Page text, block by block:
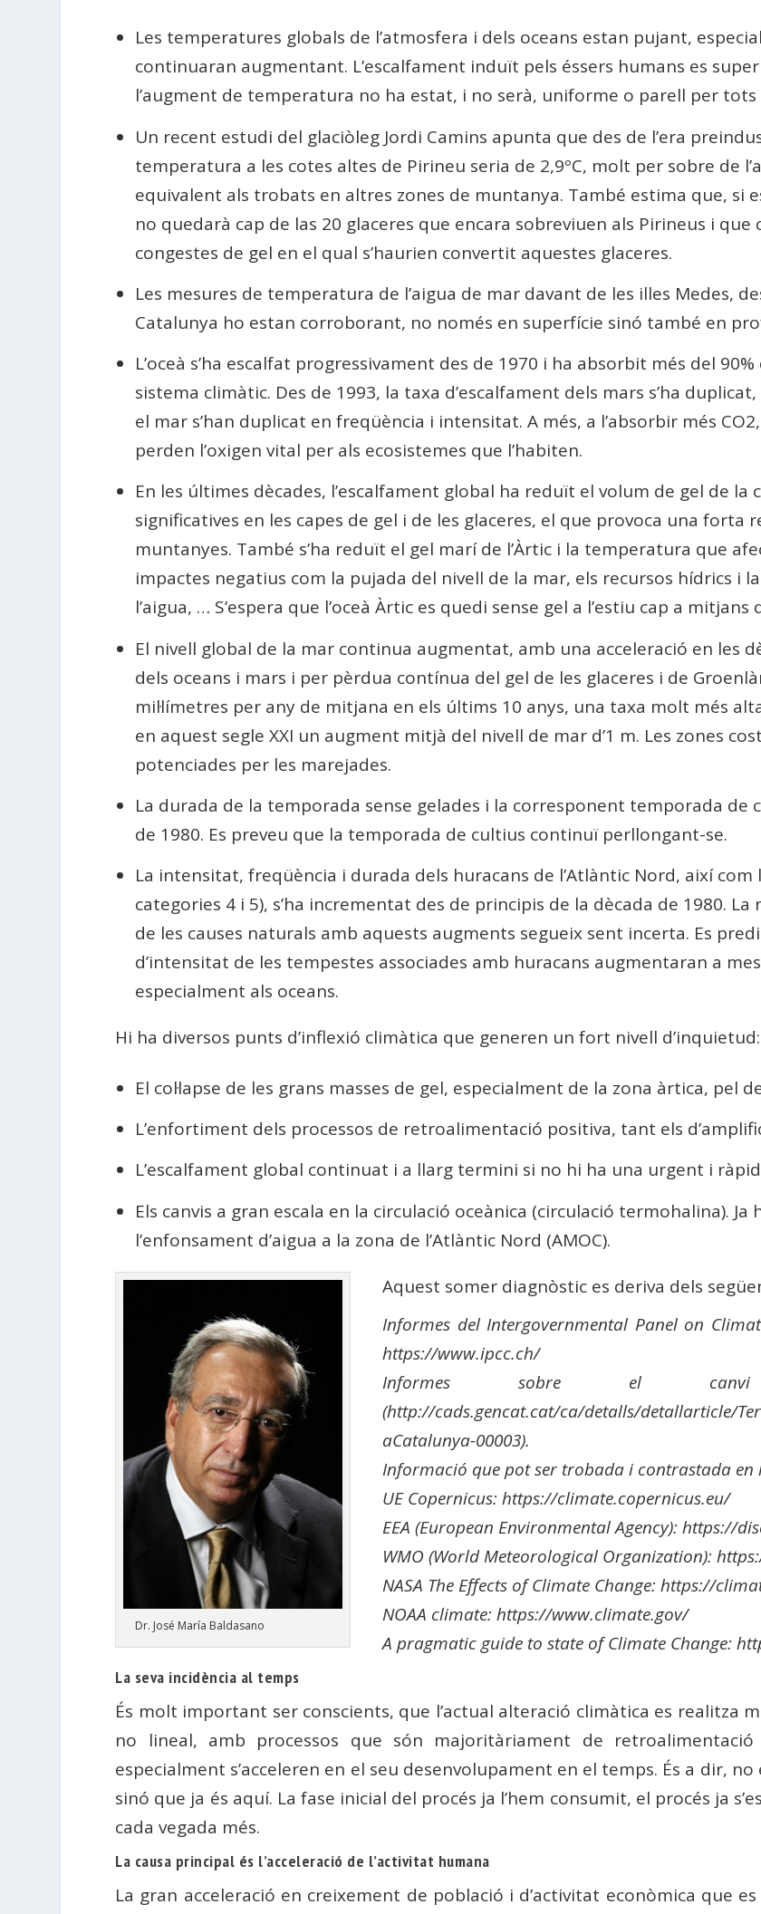
Les temperatures globals de l’atmosfera i dels oceans estan pujant,
continuaran augmentant. L’escalfament induït pels éssers humans es
l’augment de temperatura no ha estat, i no serà, uniforme o parell per tots
Un recent estudi del glaciòleg Jordi Camins apunta que des de l’era
temperatura a les cotes altes de Pirineu seria de 2,9ºC, molt per sobre de
equivalent als trobats en altres zones de muntanya. També estima que, si
no quedarà cap de las 20 glaceres que encara sobreviuen als Pirineus i
congestes de gel en el qual s’haurien convertit aquestes glaceres.
Les mesures de temperatura de l’aigua de mar davant de les illes Medes,
Catalunya ho estan corroborant, no només en superfície sinó també en
L’oceà s’ha escalfat progressivament des de 1970 i ha absorbit més del
sistema climàtic. Des de 1993, la taxa d’escalfament dels mars s’ha
el mar s’han duplicat en freqüència i intensitat. A més, a l’absorbir més
perden l’oxigen vital per als ecosistemes que l’habiten.
En les últimes dècades, l’escalfament global ha reduït el volum de gel de
significatives en les capes de gel i de les glaceres, el que provoca una forta
muntanyes. També s’ha reduït el gel marí de l’Àrtic i la temperatura que
impactes negatius com la pujada del nivell de la mar, els recursos hídrics i
l’aigua, … S’espera que l’oceà Àrtic es quedi sense gel a l’estiu cap a mitjans
El nivell global de la mar continua augmentat, amb una acceleració en les
dels oceans i mars i per pèrdua contínua del gel de les glaceres i de
mil·límetres per any de mitjana en els últims 10 anys, una taxa molt més
en aquest segle XXI un augment mitjà del nivell de mar d’1 m. Les zones
potenciades per les marejades.
La durada de la temporada sense gelades i la corresponent temporada de
de 1980. Es preveu que la temporada de cultius continuï perllongant-se.
La intensitat, freqüència i durada dels huracans de l’Atlàntic Nord, així
categories 4 i 5), s’ha incrementat des de principis de la dècada de 1980.
de les causes naturals amb aquests augments segueix sent incerta. Es
d’intensitat de les tempestes associades amb huracans augmentaran a
especialment als oceans.
Hi ha diversos punts d’inflexió climàtica que generen un fort nivell d’inquietud:
El col·lapse de les grans masses de gel, especialment de la zona àrtica, pel
L’enfortiment dels processos de retroalimentació positiva, tant els
L’escalfament global continuat i a llarg termini si no hi ha una urgent i
Els canvis a gran escala en la circulació oceànica (circulació termohalina).
l’enfonsament d’aigua a la zona de l’Atlàntic Nord (AMOC).
Dr. José María Baldasano
Aquest somer diagnòstic es deriva dels
Informes del Intergovernmental Panel on
https://www.ipcc.ch/
Informes sobre el
(http://cads.gencat.cat/ca/detalls/detallarticle/
aCatalunya-00003).
Informació que pot ser trobada i contrastada en
UE Copernicus: https://climate.copernicus.eu/
EEA (European Environmental Agency): https://
WMO (World Meteorological Organization):
NASA The Effects of Climate Change: https://
NOAA climate: https://www.climate.gov/
A pragmatic guide to state of Climate Change:
La seva incidència al temps
És molt important ser conscients, que l’actual alteració climàtica es realitza
no lineal, amb processos que són majoritàriament de
especialment s’acceleren en el seu desenvolupament en el temps. És a dir,
sinó que ja és aquí. La fase inicial del procés ja l’hem consumit, el procés ja
cada vegada més.
La causa principal és l’acceleració de l’activitat humana
La gran acceleració en creixement de població i d’activitat econòmica que